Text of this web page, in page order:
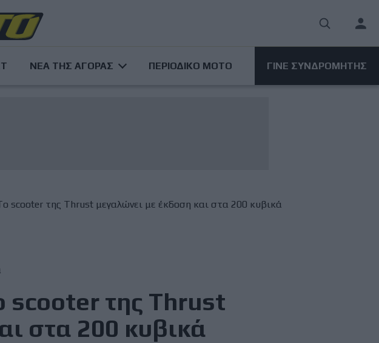
User
ΝΕΑ ΤΗΣ ΑΓΟΡΑΣ ΠΕΡΙΟΔΙΚΟ ΜΟΤΟ ΓΙΝΕ ΣΥΝΔΡΟΜΗΤΗΣ
scooter της Thrust μεγαλώνει με έκδοση και στα 200 κυβικά
scooter της Thrust
στα 200 κυβικά